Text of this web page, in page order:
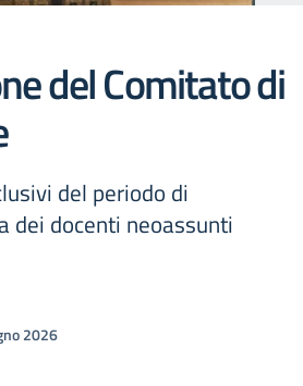
del Comitato di
del periodo di
dei docenti neoassunti
2026